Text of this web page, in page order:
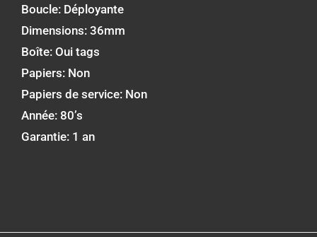
Boucle: Déployante
Dimensions: 36mm
Boîte: Oui tags
Papiers: Non
Papiers de service: Non
Année: 80’s
Garantie: 1 an